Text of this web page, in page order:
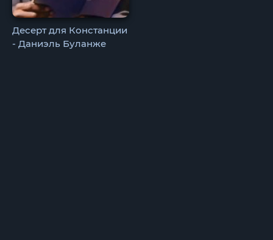
Десерт для Констанции
- Даниэль Буланже